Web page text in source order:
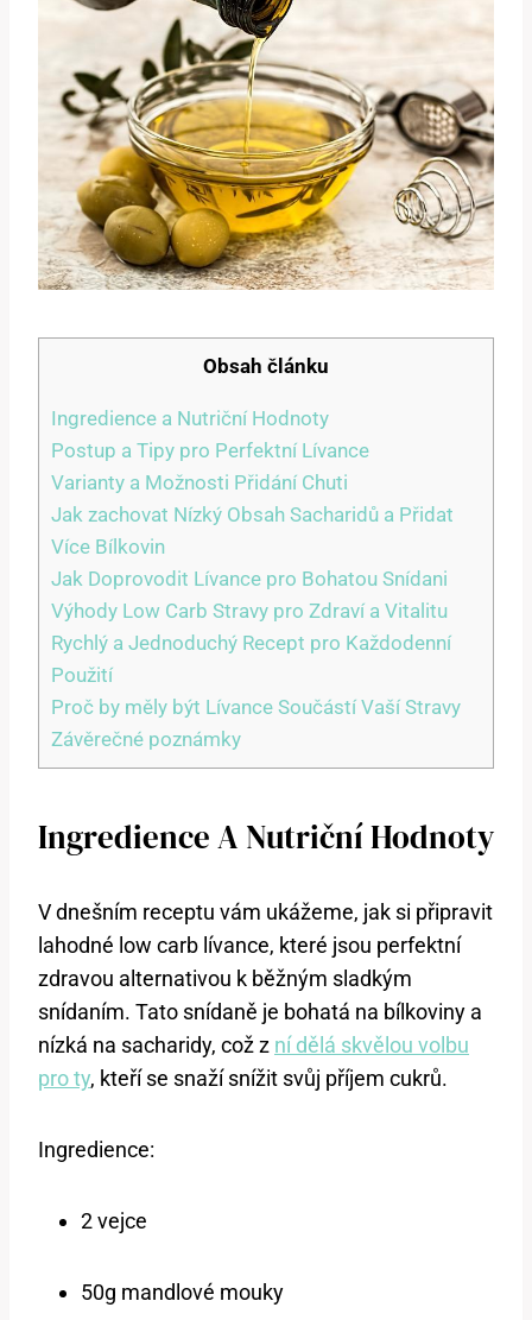
Obsah článku
Ingredience a Nutriční Hodnoty
Postup a Tipy pro Perfektní Lívance
Varianty a Možnosti Přidání Chuti
Jak zachovat Nízký Obsah Sacharidů a Přidat
Více Bílkovin
Jak Doprovodit Lívance pro Bohatou Snídani
Výhody Low Carb Stravy pro Zdraví a Vitalitu
Rychlý a Jednoduchý Recept pro Každodenní
Použití
Proč by měly být Lívance Součástí Vaší Stravy
Závěrečné poznámky
Ingredience A Nutriční Hodnoty
V dnešním receptu vám ukážeme, jak si připravit
lahodné low carb lívance, které jsou perfektní
zdravou alternativou k běžným sladkým
snídaním. Tato snídaně je bohatá na bílkoviny a
nízká na sacharidy, což z ní dělá skvělou volbu
pro ty, kteří se snaží snížit svůj příjem cukrů.
Ingredience:
2 vejce
50g mandlové mouky